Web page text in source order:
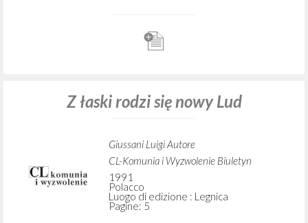
Z łaski rodzi się nowy Lud
Giussani Luigi Autore
CL-Komunia i Wyzwolenie Biuletyn
1991
Polacco
Luogo di edizione : Legnica
Pagine: 5